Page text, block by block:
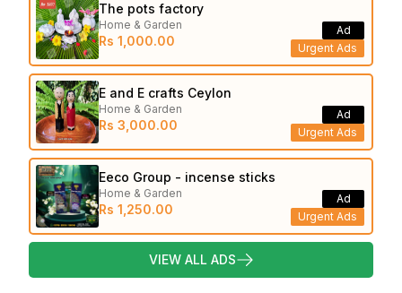
The pots factory
Home & Garden
Rs 1,000.00 Urgent Ads
Ad
E and E crafts Ceylon
Home & Garden
Rs 3,000.00 Urgent Ads
Ad
Eeco Group - incense sticks
Home & Garden
Rs 1,250.00 Urgent Ads
Ad
VIEW ALL ADS